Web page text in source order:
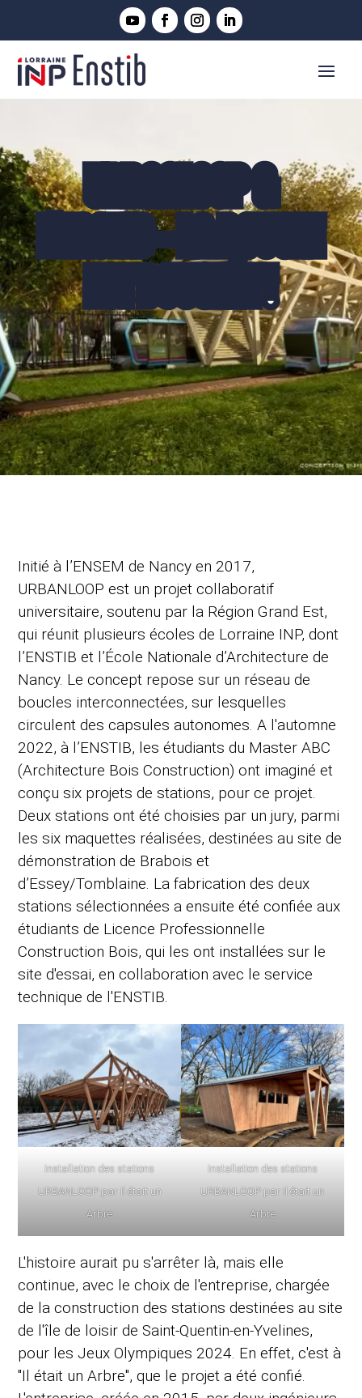
URBANLOOP &
L'ENSTIB - LA BOUCLE
EST BOUCLÉE !
Initié à l’ENSEM de Nancy en 2017,
URBANLOOP est un projet collaboratif
universitaire, soutenu par la Région Grand Est,
qui réunit plusieurs écoles de Lorraine INP, dont
l’ENSTIB et l’École Nationale d’Architecture de
Nancy. Le concept repose sur un réseau de
boucles interconnectées, sur lesquelles
circulent des capsules autonomes. A l'automne
2022, à l’ENSTIB, les étudiants du Master ABC
(Architecture Bois Construction) ont imaginé et
conçu six projets de stations, pour ce projet.
Deux stations ont été choisies par un jury, parmi
les six maquettes réalisées, destinées au site de
démonstration de Brabois et
d’Essey/Tomblaine. La fabrication des deux
stations sélectionnées a ensuite été confiée aux
étudiants de Licence Professionnelle
Construction Bois, qui les ont installées sur le
site d'essai, en collaboration avec le service
technique de l'ENSTIB.
Installation des stations
URBANLOOP par Il était un
Arbre
Installation des stations
URBANLOOP par Il était un
Arbre
L'histoire aurait pu s'arrêter là, mais elle
continue, avec le choix de l'entreprise, chargée
de la construction des stations destinées au site
de l'île de loisir de Saint-Quentin-en-Yvelines,
pour les Jeux Olympiques 2024. En effet, c'est à
"Il était un Arbre", que le projet a été confié.